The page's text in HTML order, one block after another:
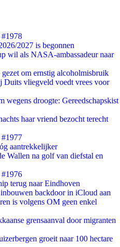
#1978
2027 is begonnen
wil als NASA-ambassadeur naar
om ernstig alcoholmisbruik
Duits vliegveld voedt vrees voor
wegens droogte: Gereedschapskist
haar vriend bezocht terecht
#1977
aantrekkelijker
Wallen na golf van diefstal en
#1976
terug naar Eindhoven
backdoor in iCloud aan
is volgens OM geen enkel
grensaanval door migranten
groeit naar 100 hectare